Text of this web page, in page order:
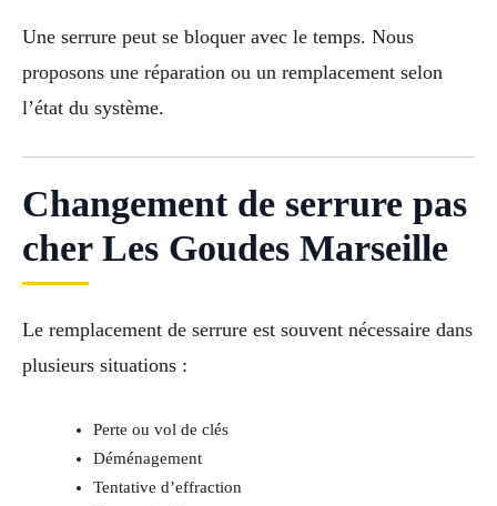
Une serrure peut se bloquer avec le temps. Nous
proposons une réparation ou un remplacement selon
l’état du système.
Changement de serrure pas
cher Les Goudes Marseille
Le remplacement de serrure est souvent nécessaire dans
plusieurs situations :
Perte ou vol de clés
Déménagement
Tentative d’effraction